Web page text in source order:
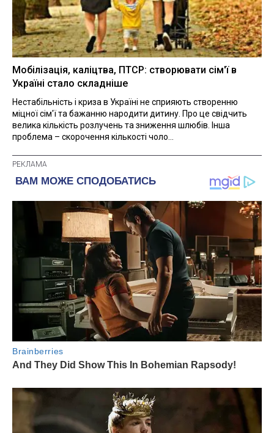
Мобілізація, каліцтва, ПТСР: створювати сім'ї в
Україні стало складніше
Нестабільність і криза в Україні не сприяють створенню
міцної сім'ї та бажанню народити дитину. Про це свідчить
велика кількість розлучень та зниження шлюбів. Інша
проблема – скорочення кількості чоло...